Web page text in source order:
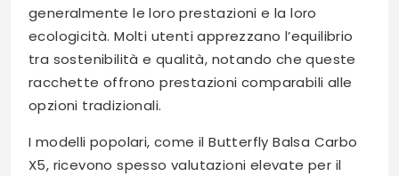
generalmente le loro prestazioni e la loro
ecologicità. Molti utenti apprezzano l’equilibrio
tra sostenibilità e qualità, notando che queste
racchette offrono prestazioni comparabili alle
opzioni tradizionali.
I modelli popolari, come il Butterfly Balsa Carbo
X5, ricevono spesso valutazioni elevate per il